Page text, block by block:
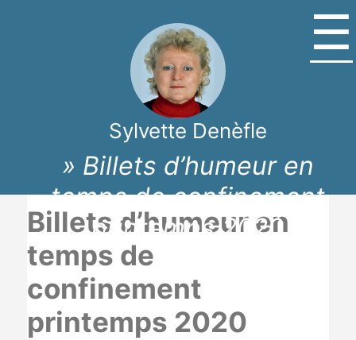
☰
Sylvette Denèfle
» Billets d’humeur en
temps de confinement
printemps 2020
Billets d’humeur en
temps de
confinement
printemps 2020